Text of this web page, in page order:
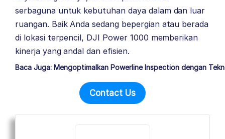
serbaguna untuk kebutuhan daya dalam dan luar
ruangan. Baik Anda sedang bepergian atau berada
di lokasi terpencil, DJI Power 1000 memberikan
kinerja yang andal dan efisien.
Baca Juga: Mengoptimalkan Powerline Inspection dengan
Contact Us